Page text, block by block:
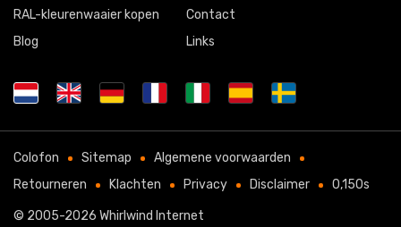
RAL-kleurenwaaier kopen
Blog
Contact
Links
Colofon Sitemap
Algemene voorwaarden
Retourneren
Klachten Privacy Disclaimer 0,150s
© 2005-2026 Whirlwind Internet